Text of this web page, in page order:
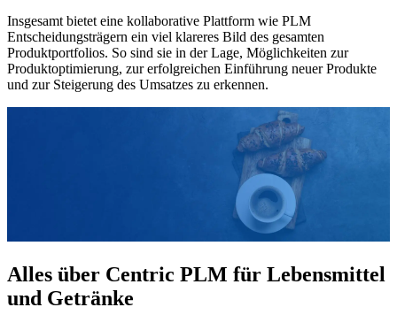
Insgesamt bietet eine kollaborative Plattform wie PLM
Entscheidungsträgern ein viel klareres Bild des gesamten
Produktportfolios. So sind sie in der Lage, Möglichkeiten zur
Produktoptimierung, zur erfolgreichen Einführung neuer Produkte
und zur Steigerung des Umsatzes zu erkennen.
Alles über Centric PLM für Lebensmittel
und Getränke